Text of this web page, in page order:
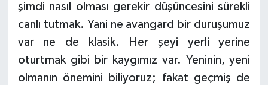
şimdi nasıl olması gerekir düşüncesini sürekli
canlı tutmak. Yani ne avangard bir duruşumuz
var ne de klasik. Her şeyi yerli yerine
oturtmak gibi bir kaygımız var. Yeninin, yeni
olmanın önemini biliyoruz; fakat geçmiş de